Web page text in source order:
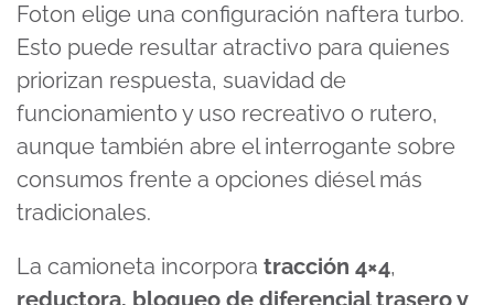
Foton elige una configuración naftera turbo.
Esto puede resultar atractivo para quienes
priorizan respuesta, suavidad de
funcionamiento y uso recreativo o rutero,
aunque también abre el interrogante sobre
consumos frente a opciones diésel más
tradicionales.
La camioneta incorpora tracción 4×4,
reductora, bloqueo de diferencial trasero y